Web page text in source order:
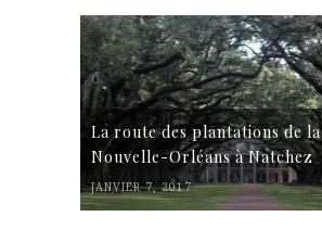
La route des plantations de la
Nouvelle-Orléans à Natchez
JANVIER 7, 2017